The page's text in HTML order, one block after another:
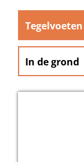
Tegelvoeten
In de grond